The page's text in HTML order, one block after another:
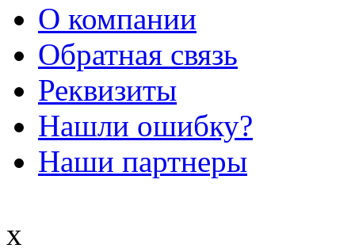
О компании
Обратная связь
Реквизиты
Нашли ошибку?
Наши партнеры
x